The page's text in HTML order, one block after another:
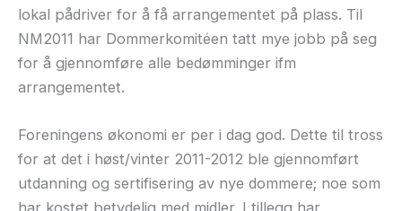
lokal pådriver for å få arrangementet på plass. Til
NM2011 har Dommerkomitéen tatt mye jobb på seg
for å gjennomføre alle bedømminger ifm
arrangementet.
Foreningens økonomi er per i dag god. Dette til tross
for at det i høst/vinter 2011-2012 ble gjennomført
utdanning og sertifisering av nye dommere; noe som
har kostet betydelig med midler. I tillegg har